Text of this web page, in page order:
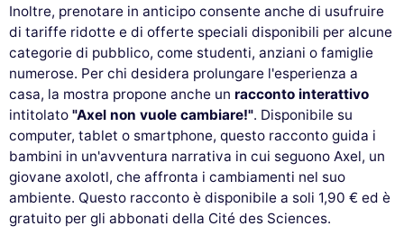
Questo sito utilizza i
cookie
Utilizziamo cookie e i tuoi dati personali per migliorare la tua
esperienza di navigazione, misurare il nostro pubblico e
personalizzare gli annunci pubblicitari che ti vengono mostrati. Puoi
accettare, rifiutare o gestire le tue preferenze in qualsiasi momento.
Consensi certificati da
Rifiuta e chiudi Personalizza Accetta e chiudi
Inoltre, prenotare in anticipo consente anche di usufruire
di tariffe ridotte e di offerte speciali disponibili per alcune
categorie di pubblico, come studenti, anziani o famiglie
numerose. Per chi desidera prolungare l'esperienza a
casa, la mostra propone anche un racconto interattivo
intitolato "Axel non vuole cambiare!". Disponibile su
computer, tablet o smartphone, questo racconto guida i
bambini in un'avventura narrativa in cui seguono Axel, un
giovane axolotl, che affronta i cambiamenti nel suo
ambiente. Questo racconto è disponibile a soli 1,90 € ed è
gratuito per gli abbonati della Cité des Sciences.